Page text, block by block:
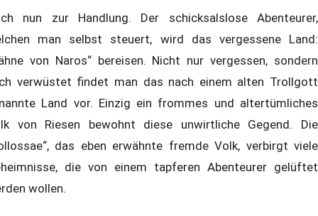
nun zur Handlung. Der schicksalslose Abenteurer,
man selbst steuert, wird das vergessene Land:
von Naros“ bereisen. Nicht nur vergessen, sondern
verwüstet findet man das nach einem alten Trollgott
Land vor. Einzig ein frommes und altertümliches
von Riesen bewohnt diese unwirtliche Gegend. Die
das eben erwähnte fremde Volk, verbirgt viele
die von einem tapferen Abenteurer gelüftet
wollen.